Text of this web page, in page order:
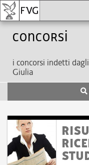
Concorsi
i concorsi indetti
Giulia